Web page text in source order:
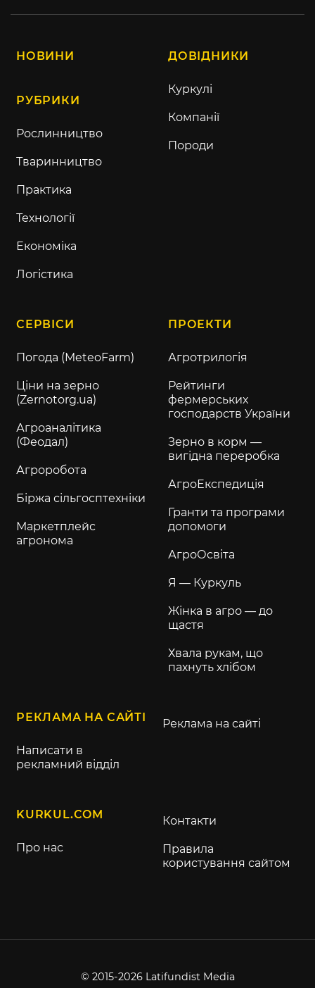
НОВИНИ
РУБРИКИ
Рослинництво
Тваринництво
Практика
Технології
Економіка
Логістика
ДОВІДНИКИ
Куркулі
Компанії
Породи
СЕРВІСИ
Погода (MeteoFarm)
Ціни на зерно
(Zernotorg.ua)
Агроаналітика
(Феодал)
Агроробота
Біржа сільгосптехніки
Маркетплейс
агронома
ПРОЕКТИ
Агротрилогія
Рейтинги
фермерських
господарств України
Зерно в корм —
вигідна переробка
АгроЕкспедиція
Гранти та програми
допомоги
АгроОсвіта
Я — Куркуль
Жінка в агро — до
щастя
Хвала рукам, що
пахнуть хлібом
РЕКЛАМА НА САЙТІ
Написати в
рекламний відділ
Реклама на сайті
KURKUL.COM
Про нас
Контакти
Правила
користування сайтом
© 2015-2026 Latifundist Media